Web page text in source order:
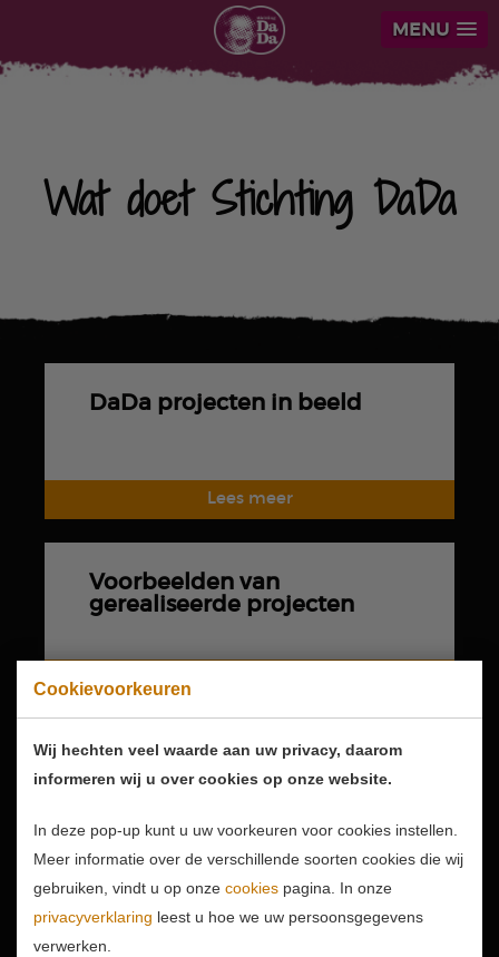
MENU
Cookievoorkeuren
Wij hechten veel waarde aan uw privacy, daarom
informeren wij u over cookies op onze website.
In deze pop-up kunt u uw voorkeuren voor cookies instellen.
Meer informatie over de verschillende soorten cookies die wij
gebruiken, vindt u op onze cookies pagina. In onze
privacyverklaring leest u hoe we uw persoonsgegevens
verwerken.
Wat doet Stichting DaDa
DaDa projecten in beeld
Voorbeelden van
gerealiseerde projecten
Nieuwe projecten
Project aanmelden